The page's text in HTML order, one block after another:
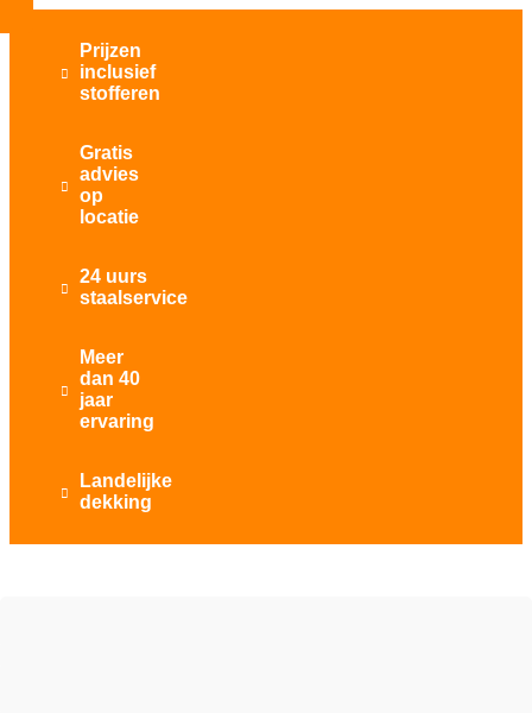

Prijzen
inclusief
stofferen

Gratis
advies
op
locatie

24 uurs
staalservice

Meer
dan 40
jaar
ervaring

Landelijke
dekking